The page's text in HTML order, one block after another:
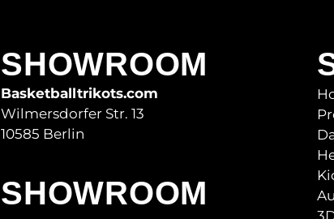
SHOWROOM
Basketballtrikots.com
Wilmersdorfer Str. 13
10585 Berlin
SHOWROOM